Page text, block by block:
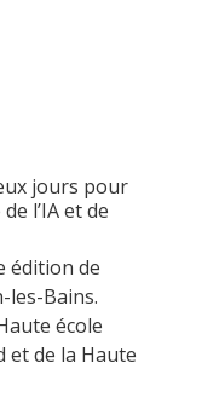
jours pour
l’IA et de
édition de
les-Bains.
école
et de la Haute